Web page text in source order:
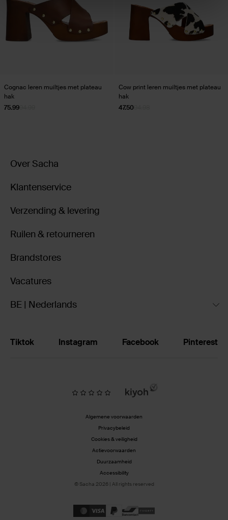
Cognac leren muiltjes met plateau
hak
75.99
Cow print leren muiltjes met plateau
hak
47.50
Over Sacha
Klantenservice
Verzending & levering
Ruilen & retourneren
Brandstores
Vacatures
BE | Nederlands
Tiktok Instagram Facebook Pinterest
Algemene voorwaarden
Privacybeleid
Cookies & veiligheid
Actievoorwaarden
Duurzaamheid
Accessibility
© Sacha 2026 | All rights reserved